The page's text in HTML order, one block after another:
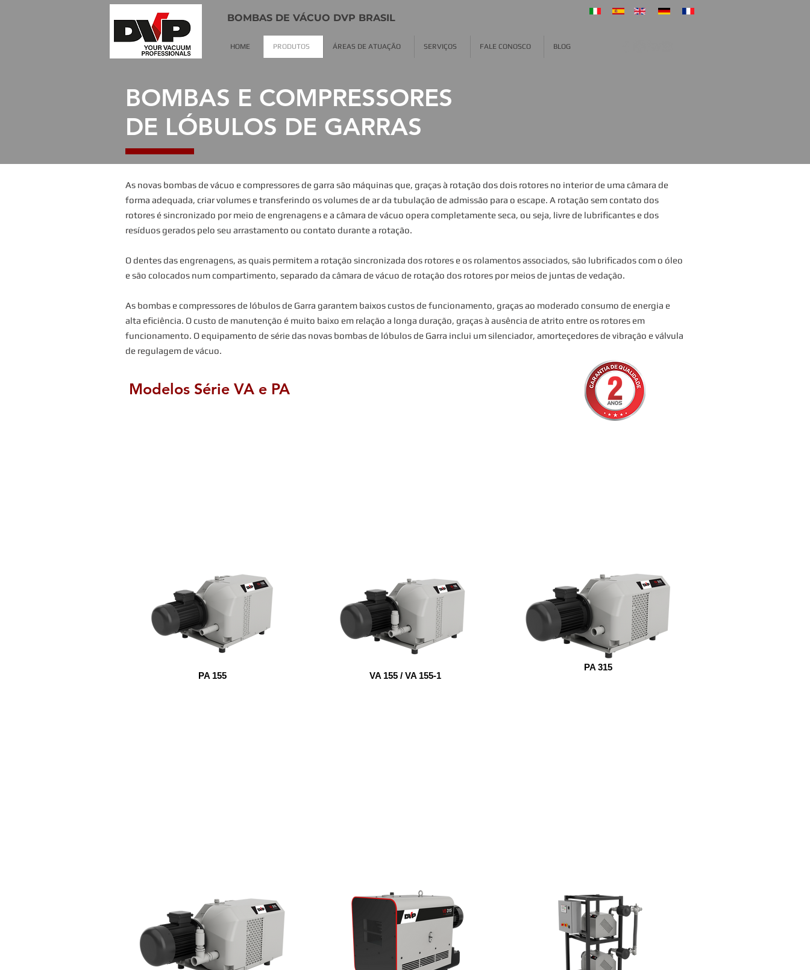
BOMBAS DE VÁCUO DVP BRASIL
HOME PRODUTOS ÁREAS DE ATUAÇÃO SERVIÇOS FALE CONOSCO BLOG
BOMBAS E COMPRESSORES
DE LÓBULOS DE GARRAS
As novas bombas de vácuo e compressores de garra são máquinas que, graças à rotação dos dois rotores no interior de uma câmara de
forma adequada, criar volumes e transferindo os volumes de ar da tubulação de admissão para o escape. A rotação sem contato dos
rotores é sincronizado por meio de engrenagens e a câmara de vácuo opera completamente seca, ou seja, livre de lubrificantes e dos
resíduos gerados pelo seu arrastamento ou contato durante a rotação.
O dentes das engrenagens, as quais permitem a rotação sincronizada dos rotores e os rolamentos associados, são lubrificados com o óleo
e são colocados num compartimento, separado da câmara de vácuo de rotação dos rotores por meios de juntas de vedação.
As bombas e compressores de lóbulos de Garra garantem baixos custos de funcionamento, graças ao moderado consumo de energia e
alta eficiência. O custo de manutenção é muito baixo em relação a longa duração, graças à ausência de atrito entre os rotores em
funcionamento. O equipamento de série das novas bombas de lóbulos de Garra inclui um silenciador, amorteçedores de vibração e válvula
de regulagem de vácuo.
Modelos Série VA e PA
PA 155 VA 155 / VA 155-1
PA 315